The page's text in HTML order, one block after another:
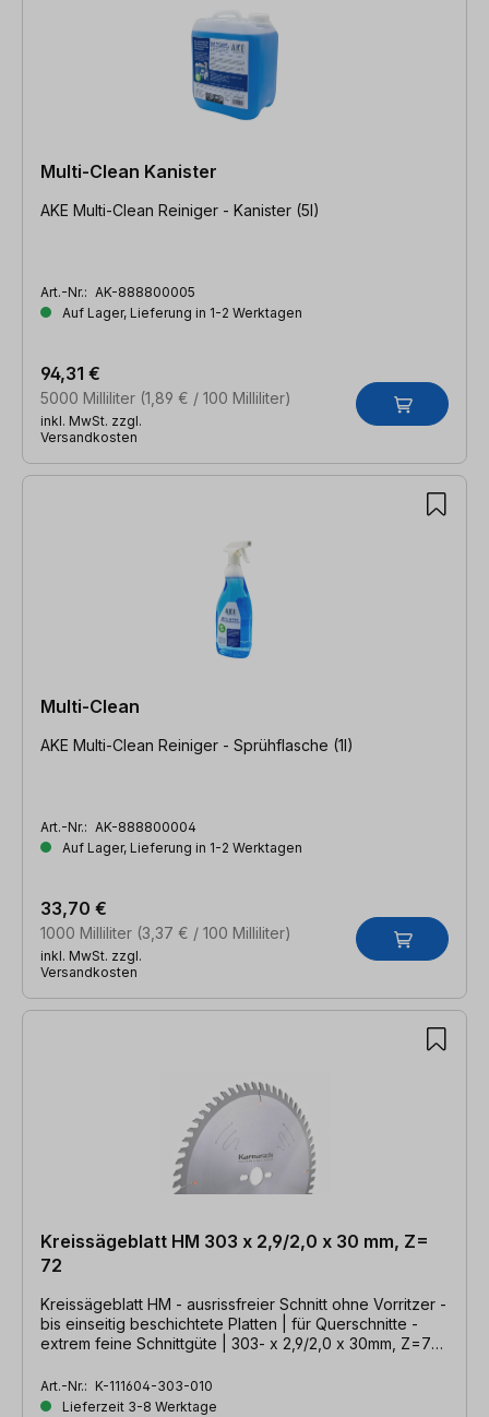
Multi-Clean Kanister
AKE Multi-Clean Reiniger - Kanister (5l)
Art.-Nr.: AK-888800005
Auf Lager, Lieferung in 1-2 Werktagen
5000 Milliliter (1,89 € / 100 Milliliter)
94,31 €
inkl. MwSt. zzgl.
Versandkosten
Multi-Clean
AKE Multi-Clean Reiniger - Sprühflasche (1l)
Art.-Nr.: AK-888800004
Auf Lager, Lieferung in 1-2 Werktagen
1000 Milliliter (3,37 € / 100 Milliliter)
33,70 €
inkl. MwSt. zzgl.
Versandkosten
Kreissägeblatt HM 303 x 2,9/2,0 x 30 mm, Z=
72
Kreissägeblatt HM - ausrissfreier Schnitt ohne Vorritzer -
bis einseitig beschichtete Platten | für Querschnitte -
extrem feine Schnittgüte | 303- x 2,9/2,0 x 30mm, Z=72
Art.-Nr.: K-111604-303-010
Lieferzeit 3-8 Werktage